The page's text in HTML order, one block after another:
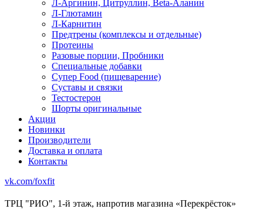
Л-Аргинин, Цитруллин, Beta-Аланин
Л-Глютамин
Л-Карнитин
Предтрены (комплексы и отдельные)
Протеины
Разовые порции, Пробники
Специальные добавки
Супер Food (пищеварение)
Суставы и связки
Тестостерон
Шорты оригинальные
Акции
Новинки
Производители
Доставка и оплата
Контакты
vk.com/foxfit
ТРЦ "РИО", 1-й этаж, напротив магазина «Перекрёсток»